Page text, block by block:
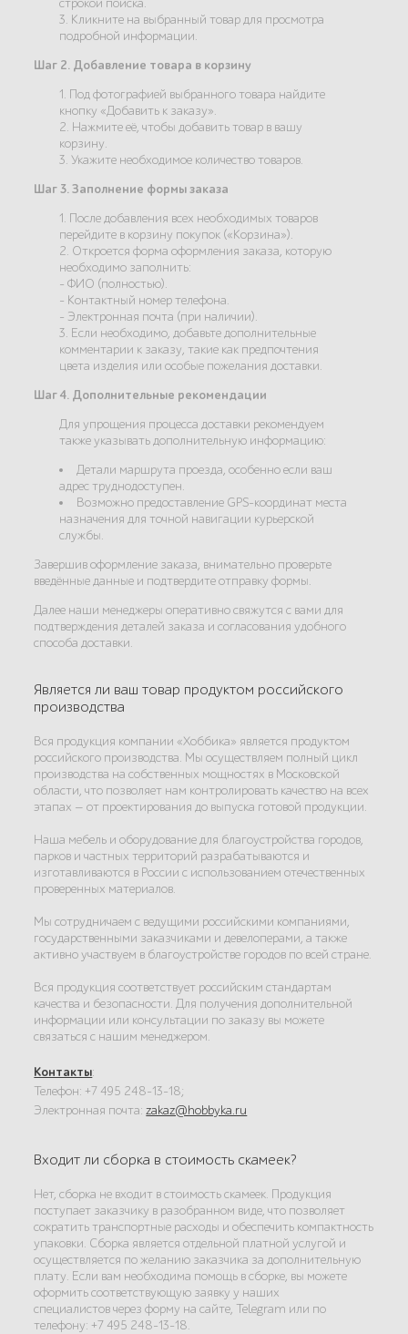
строкой поиска.
3. Кликните на выбранный товар для просмотра
подробной информации.
Шаг 2. Добавление товара в корзину
1. Под фотографией выбранного товара найдите
кнопку «Добавить к заказу».
2. Нажмите её, чтобы добавить товар в вашу
корзину.
3. Укажите необходимое количество товаров.
Шаг 3. Заполнение формы заказа
1. После добавления всех необходимых товаров
перейдите в корзину покупок («Корзина»).
2. Откроется форма оформления заказа, которую
необходимо заполнить:
- ФИО (полностью).
- Контактный номер телефона.
- Электронная почта (при наличии).
3. Если необходимо, добавьте дополнительные
комментарии к заказу, такие как предпочтения
цвета изделия или особые пожелания доставки.
Шаг 4. Дополнительные рекомендации
Для упрощения процесса доставки рекомендуем
также указывать дополнительную информацию:
Детали маршрута проезда, особенно если ваш
адрес труднодоступен.
Возможно предоставление GPS-координат места
назначения для точной навигации курьерской
службы.
Завершив оформление заказа, внимательно проверьте
введённые данные и подтвердите отправку формы.
Далее наши менеджеры оперативно свяжутся с вами для
подтверждения деталей заказа и согласования удобного
способа доставки.
Является ли ваш товар продуктом российского
производства
Вся продукция компании «Хоббика» является продуктом
российского производства. Мы осуществляем полный цикл
производства на собственных мощностях в Московской
области, что позволяет нам контролировать качество на всех
этапах — от проектирования до выпуска готовой продукции.
Наша мебель и оборудование для благоустройства городов,
парков и частных территорий разрабатываются и
изготавливаются в России с использованием отечественных
проверенных материалов.
Мы сотрудничаем с ведущими российскими компаниями,
государственными заказчиками и девелоперами, а также
активно участвуем в благоустройстве городов по всей стране.
Вся продукция соответствует российским стандартам
качества и безопасности. Для получения дополнительной
информации или консультации по заказу вы можете
связаться с нашим менеджером.
Контакты:
Телефон: +7 495 248-13-18;
Электронная почта:zakaz@hobbyka.ru
Входит ли сборка в стоимость скамеек?
Нет, сборка не входит в стоимость скамеек. Продукция
поступает заказчику в разобранном виде, что позволяет
сократить транспортные расходы и обеспечить компактность
упаковки. Сборка является отдельной платной услугой и
осуществляется по желанию заказчика за дополнительную
плату. Если вам необходима помощь в сборке, вы можете
оформить соответствующую заявку у наших
специалистов через форму на сайте, Telegram или по
телефону: +7 495 248-13-18.